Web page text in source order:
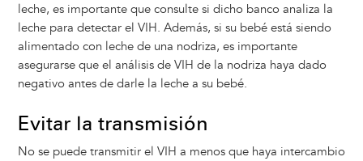
leche, es importante que consulte si dicho banco analiza la
leche para detectar el VIH. Además, si su bebé está siendo
alimentado con leche de una nodriza, es importante
asegurarse que el análisis de VIH de la nodriza haya dado
negativo antes de darle la leche a su bebé.
Evitar la transmisión
No se puede transmitir el VIH a menos que haya intercambio